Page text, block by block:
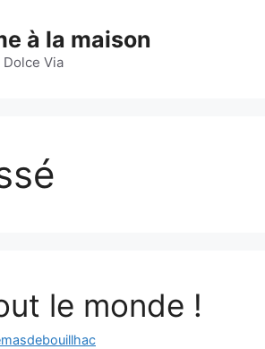
à la maison
Via
le monde !